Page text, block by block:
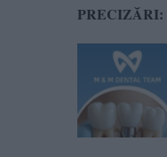
PRECIZĂRI: